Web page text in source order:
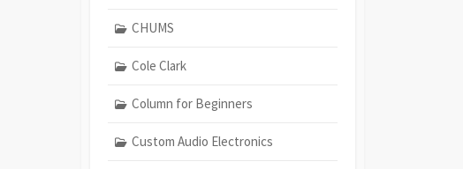
CHUMS
Cole Clark
Column for Beginners
Custom Audio Electronics